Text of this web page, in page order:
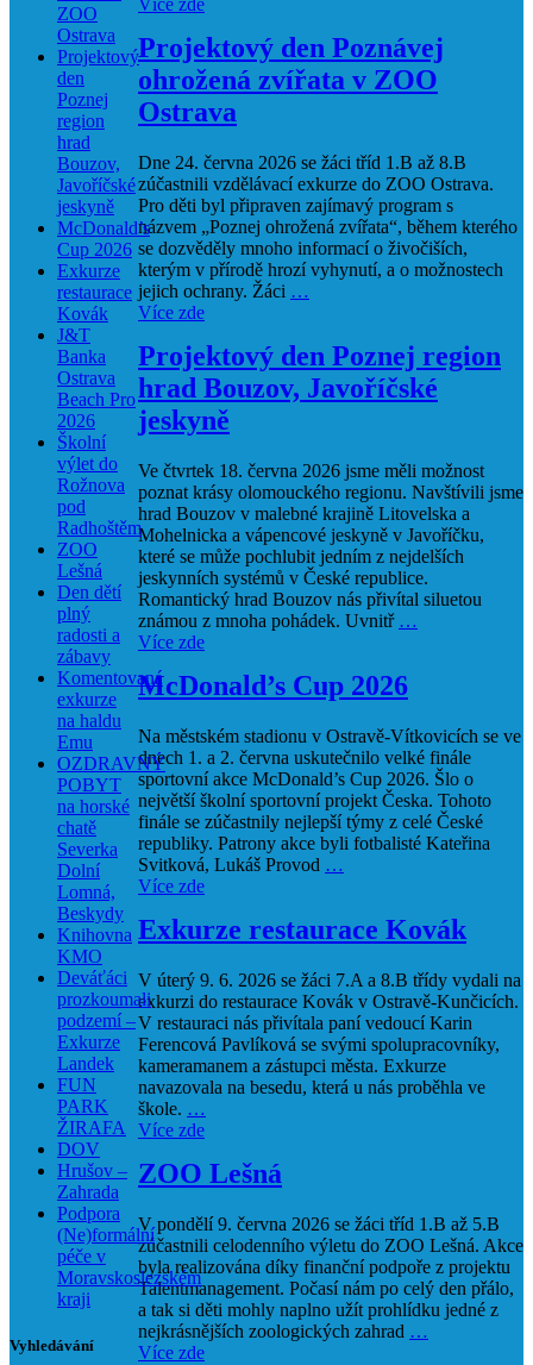
Více zde
Projektový den Poznávej
ohrožená zvířata v ZOO
Ostrava
Dne 24. června 2026 se žáci tříd 1.B až 8.B
zúčastnili vzdělávací exkurze do ZOO Ostrava.
Pro děti byl připraven zajímavý program s
názvem „Poznej ohrožená zvířata“, během kterého
se dozvěděly mnoho informací o živočiších,
kterým v přírodě hrozí vyhynutí, a o možnostech
jejich ochrany. Žáci …
Více zde
Projektový den Poznej region
hrad Bouzov, Javoříčské
jeskyně
Ve čtvrtek 18. června 2026 jsme měli možnost
poznat krásy olomouckého regionu. Navštívili jsme
hrad Bouzov v malebné krajině Litovelska a
Mohelnicka a vápencové jeskyně v Javoříčku,
které se může pochlubit jedním z nejdelších
jeskynních systémů v České republice.
Romantický hrad Bouzov nás přivítal siluetou
známou z mnoha pohádek. Uvnitř …
Více zde
McDonald’s Cup 2026
Na městském stadionu v Ostravě-Vítkovicích se ve
dnech 1. a 2. června uskutečnilo velké finále
sportovní akce McDonald’s Cup 2026. Šlo o
největší školní sportovní projekt Česka. Tohoto
finále se zúčastnily nejlepší týmy z celé České
republiky. Patrony akce byli fotbalisté Kateřina
Svitková, Lukáš Provod …
Více zde
Exkurze restaurace Kovák
V úterý 9. 6. 2026 se žáci 7.A a 8.B třídy vydali na
exkurzi do restaurace Kovák v Ostravě-Kunčicích.
V restauraci nás přivítala paní vedoucí Karin
Ferencová Pavlíková se svými spolupracovníky,
kameramanem a zástupci města. Exkurze
navazovala na besedu, která u nás proběhla ve
škole. …
Více zde
ZOO Lešná
V pondělí 9. června 2026 se žáci tříd 1.B až 5.B
zúčastnili celodenního výletu do ZOO Lešná. Akce
byla realizována díky finanční podpoře z projektu
Talentmanagement. Počasí nám po celý den přálo,
a tak si děti mohly naplno užít prohlídku jedné z
nejkrásnějších zoologických zahrad …
Více zde
ZOO
Ostrava
Projektový
den
Poznej
region
hrad
Bouzov,
Javoříčské
jeskyně
McDonald’s
Cup 2026
Exkurze
restaurace
Kovák
J&T
Banka
Ostrava
Beach Pro
2026
Školní
výlet do
Rožnova
pod
Radhoštěm
ZOO
Lešná
Den dětí
plný
radosti a
zábavy
Komentovaná
exkurze
na haldu
Emu
OZDRAVNÝ
POBYT
na horské
chatě
Severka
Dolní
Lomná,
Beskydy
Knihovna
KMO
Deváťáci
prozkoumali
podzemí –
Exkurze
Landek
FUN
PARK
ŽIRAFA
DOV
Hrušov –
Zahrada
Podpora
(Ne)formální
péče v
Moravskoslezském
kraji
Vyhledávání